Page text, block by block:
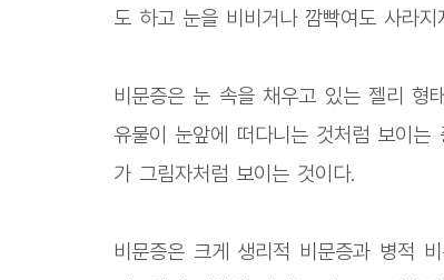
도 하고 눈을 비비거나 깜빡여도 사라
비문증은 눈 속을 채우고 있는 젤리 형
유물이 눈앞에 떠다니는 것처럼 보이
가 그림자처럼 보이는 것이다.
비문증은 크게 생리적 비문증과 병적